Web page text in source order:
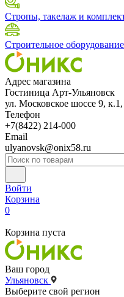
Стропы, такелаж и
Строительное оборудование
Адрес магазина
Гостиница Арт-Ульяновск
ул. Московское шоссе 9, к.1,
Телефон
+7(8422) 214-000
Email
ulyanovsk@onix58.ru
Войти
Корзина
0
Корзина пуста
Ваш город
Ульяновск
Выберите свой регион